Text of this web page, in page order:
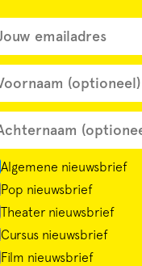
Algemene nieuwsbrief
Pop nieuwsbrief
Theater nieuwsbrief
Cursus nieuwsbrief
Film nieuwsbrief